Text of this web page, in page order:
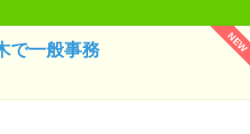
NEW
で一般事務